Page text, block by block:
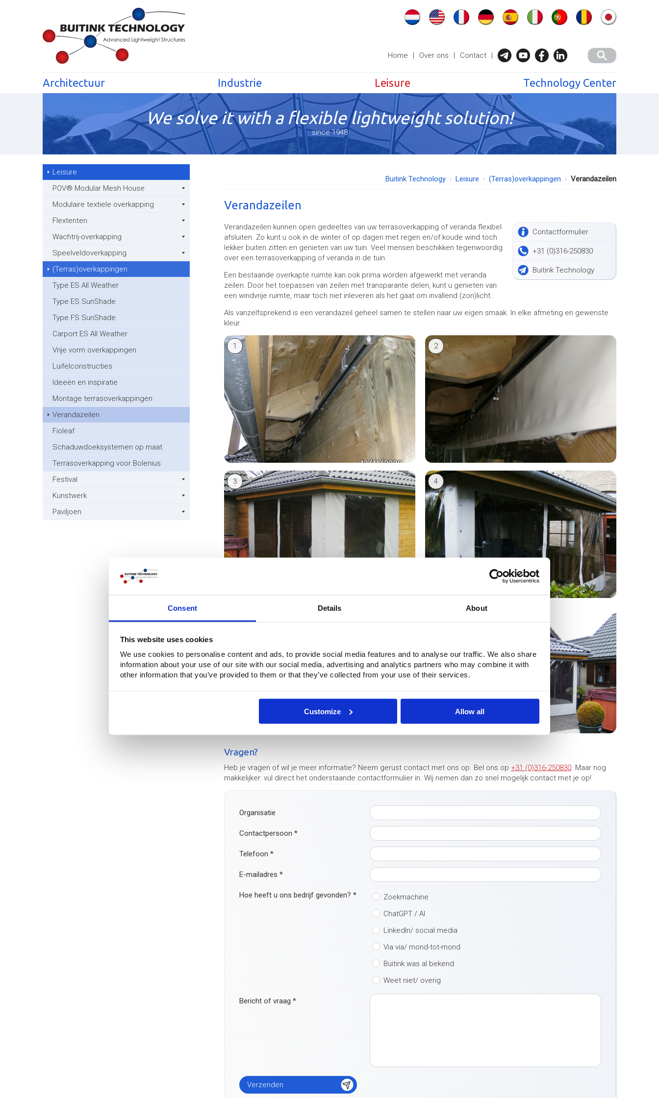
Consent Details About
This website uses cookies
We use cookies to personalise content and ads, to provide social media features and to analyse our traffic. We also share
information about your use of our site with our social media, advertising and analytics partners who may combine it with
other information that you’ve provided to them or that they’ve collected from your use of their services.
Customize Allow all
Home | Over ons | Contact |
Architectuur Industrie Leisure Technology Center
We solve it with a flexible lightweight solution!
since 1948
Leisure
POV® Modular Mesh House
Modulaire textiele overkapping
Flextenten
Wachtrij-overkapping
Speelveldoverkapping
(Terras)overkappingen
Type ES All Weather
Type ES SunShade
Type FS SunShade
Carport ES All Weather
Vrije vorm overkappingen
Luifelconstructies
Ideeën en inspiratie
Montage terrasoverkappingen
Verandazeilen
Fioleaf
Schaduwdoeksystemen op maat
Terrasoverkapping voor Bolenius
Festival
Kunstwerk
Paviljoen
Buitink Technology Leisure (Terras)overkappingen Verandazeilen
Verandazeilen
Contactformulier
+31 (0)316-250830
Buitink Technology
Verandazeilen kunnen open gedeeltes van uw terrasoverkapping of veranda flexibel
afsluiten. Zo kunt u ook in de winter of op dagen met regen en/of koude wind toch
lekker buiten zitten en genieten van uw tuin. Veel mensen beschikken tegenwoordig
over een terrasoverkapping of veranda in de tuin.
Een bestaande overkapte ruimte kan ook prima worden afgewerkt met veranda
zeilen. Door het toepassen van zeilen met transparante delen, kunt u genieten van
een windvrije ruimte, maar toch niet inleveren als het gaat om invallend (zon)licht.
Als vanzelfsprekend is een verandazeil geheel samen te stellen naar uw eigen smaak. In elke afmeting en gewenste
kleur.
1 2
3 4
Vragen?
Heb je vragen of wil je meer informatie? Neem gerust contact met ons op. Bel ons op +31 (0)316-250830. Maar nog
makkelijker: vul direct het onderstaande contactformulier in. Wij nemen dan zo snel mogelijk contact met je op!
Organisatie
Contactpersoon *
Telefoon *
E-mailadres *
Hoe heeft u ons bedrijf gevonden? *
Zoekmachine
ChatGPT / AI
LinkedIn/ social media
Via via/ mond-tot-mond
Buitink was al bekend
Weet niet/ overig
Bericht of vraag *